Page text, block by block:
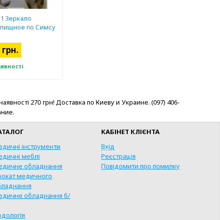
Зеркало
по Симсу
КУПИТИ
270 грн! Доставка по Киеву и Украине. (097) 406-
інструменти
меблі
обладнання
медичного
обладнання б/
КАБІНЕТ КЛІЄНТА
Вхід
Реєстрація
Повідомити про помилку